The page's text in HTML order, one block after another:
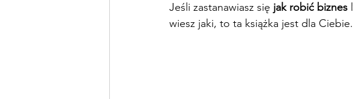
Jeśli zastanawiasz się jak robić biznes
wiesz jaki, to ta książka jest dla Ciebie.